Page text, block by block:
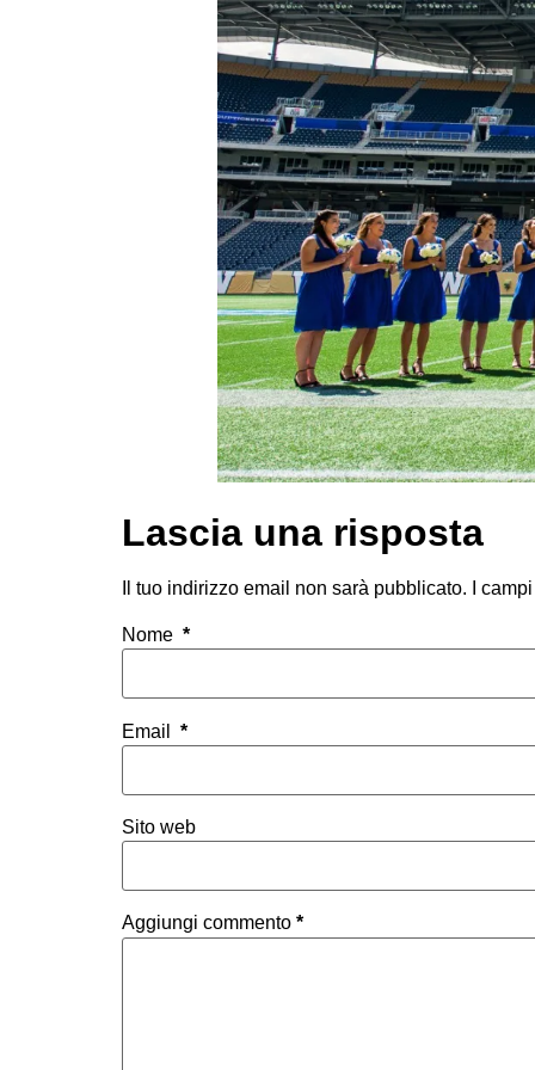
Lascia una risposta
Il tuo indirizzo email non sarà pubblicato. I
Nome *
Email *
Sito web
Aggiungi commento *